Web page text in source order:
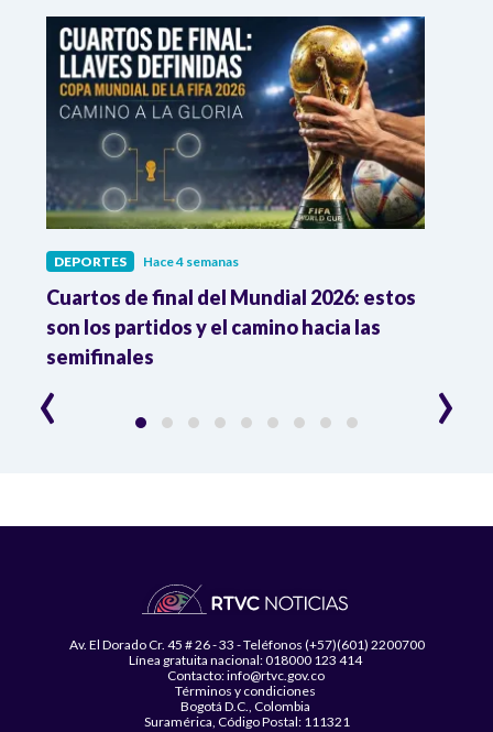
DEPORTES Hace 4 semanas
Cuartos de final del Mundial 2026: estos
son los partidos y el camino hacia las
semifinales
‹ ›
Av. El Dorado Cr. 45 # 26 - 33 - Teléfonos (+57)(601) 2200700
Línea gratuita nacional: 018000 123 414
Contacto: info@rtvc.gov.co
Términos y condiciones
Bogotá D.C., Colombia
Suramérica, Código Postal: 111321